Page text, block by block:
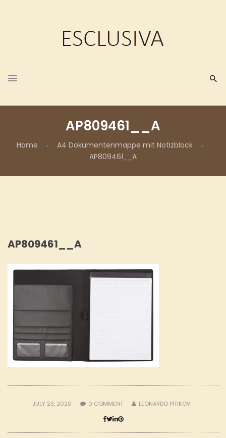
AP809461__A
Home
A4 Dokumentenmappe mit Notizblock
AP809461__A
AP809461__A
JULY 23, 2020 0 COMMENT LEONARDO PITIKOV